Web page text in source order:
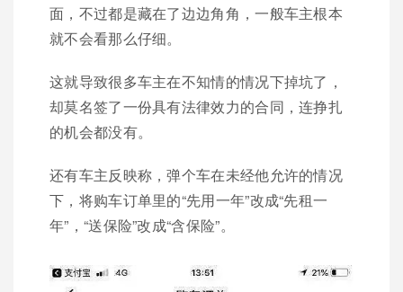
面，不过都是藏在了边边角角，一般车主根本
就不会看那么仔细。
这就导致很多车主在不知情的情况下掉坑了，
却莫名签了一份具有法律效力的合同，连挣扎
的机会都没有。
还有车主反映称，弹个车在未经他允许的情况
下，将购车订单里的“先用一年”改成“先租一
年”，“送保险”改成“含保险”。